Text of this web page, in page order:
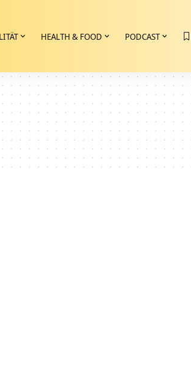
HEALTH & FOOD PODCAST